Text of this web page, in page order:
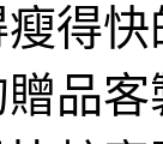
瘦得
品